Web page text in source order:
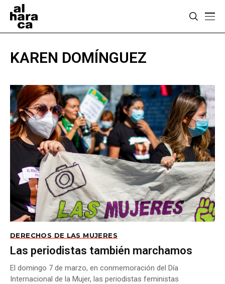
KAREN DOMÍNGUEZ
DERECHOS DE LAS MUJERES
Las periodistas también marchamos
El domingo 7 de marzo, en conmemoración del Día
Internacional de la Mujer, las periodistas feministas